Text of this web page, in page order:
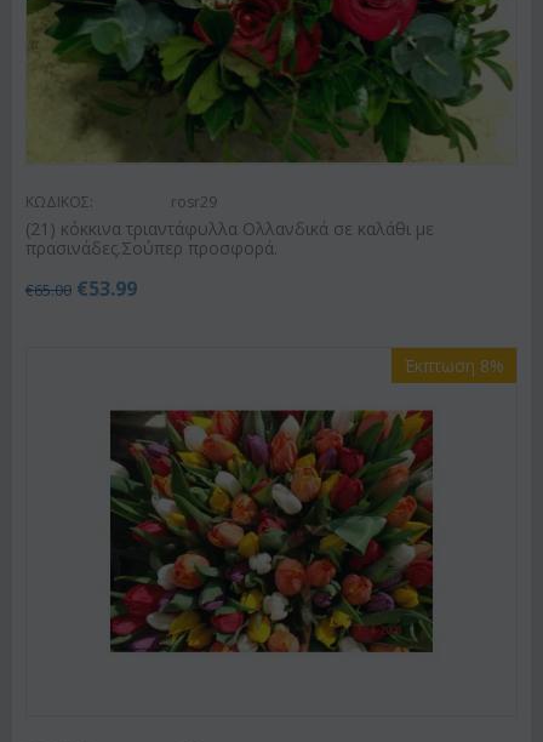
ΚΩΔΙΚΟΣ: rosr29
(21) κόκκινα τριαντάφυλλα Ολλανδικά σε καλάθι με
πρασινάδες.Σούπερ προσφορά.
€65.00 €53.99
Έκπτωση 8%